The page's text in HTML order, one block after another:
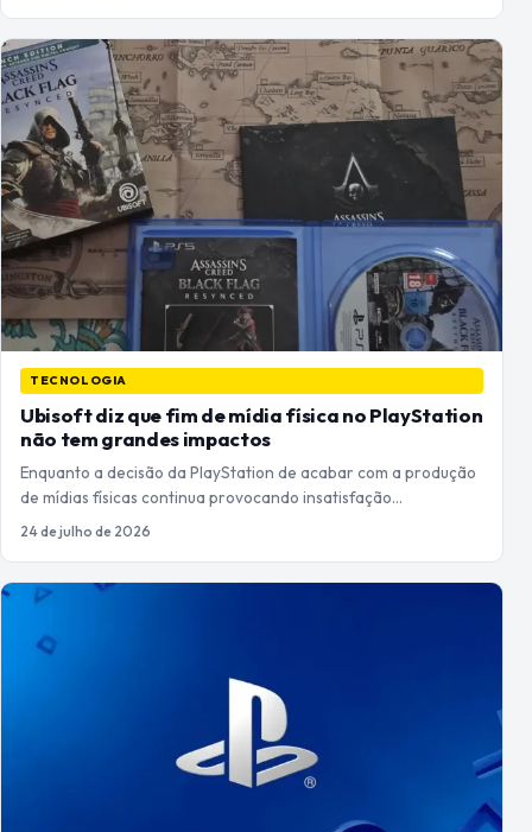
TECNOLOGIA
Ubisoft diz que fim de mídia física no PlayStation
não tem grandes impactos
Enquanto a decisão da PlayStation de acabar com a produção
de mídias físicas continua provocando insatisfação…
24 de julho de 2026